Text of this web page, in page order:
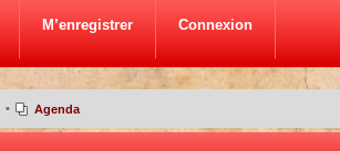
M’enregistrer Connexion
• Agenda